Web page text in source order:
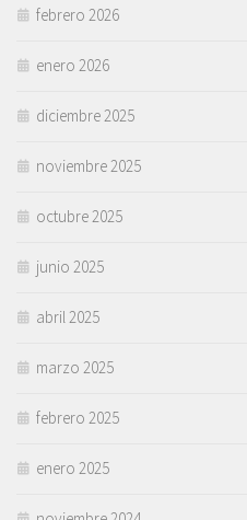
febrero 2026
enero 2026
diciembre 2025
noviembre 2025
octubre 2025
junio 2025
abril 2025
marzo 2025
febrero 2025
enero 2025